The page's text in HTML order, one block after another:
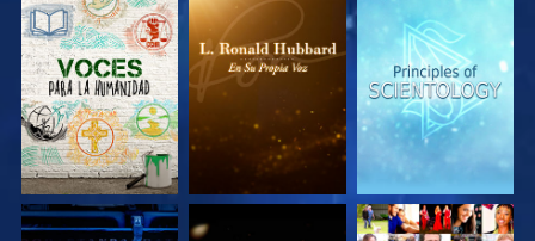
EXPLORA LAS
SERIES
EXPLORA LAS
SERIES
EXPLORA LAS
SERIES